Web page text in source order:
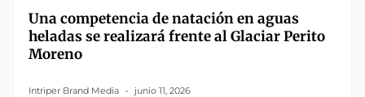
Una competencia de natación en aguas
heladas se realizará frente al Glaciar Perito
Moreno
Intriper Brand Media junio 11, 2026